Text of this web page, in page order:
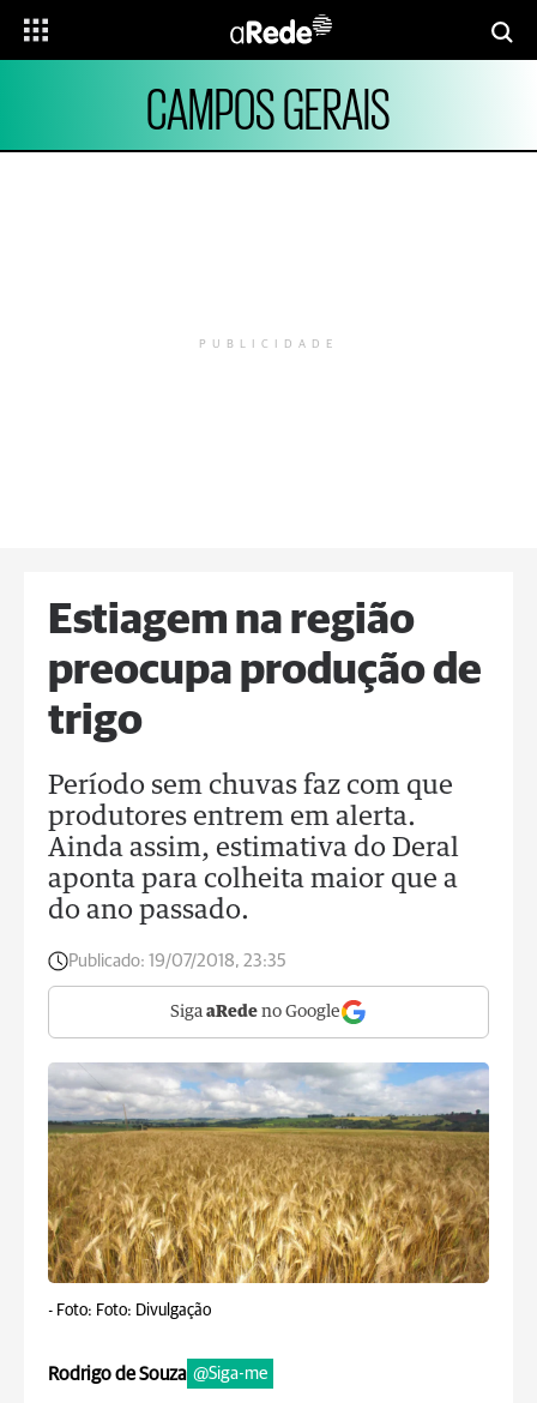
CAMPOS GERAIS
PUBLICIDADE
Estiagem na região
preocupa produção de
trigo
Período sem chuvas faz com que
produtores entrem em alerta.
Ainda assim, estimativa do Deral
aponta para colheita maior que a
do ano passado.
Publicado: 19/07/2018, 23:35
Siga aRede no Google
- Foto: Foto: Divulgação
Rodrigo de Souza @Siga-me